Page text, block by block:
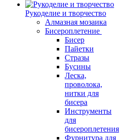
Рукоделие и творчество
Алмазная мозаика
Бисероплетение
Бисер
Пайетки
Стразы
Бусины
Леска,
проволока,
нитки для
бисера
Инструменты
для
бисероплетения
Фурнитура для